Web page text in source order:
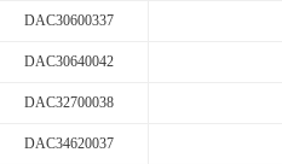
DAC30600337
DAC30640042
DAC32700038
DAC34620037